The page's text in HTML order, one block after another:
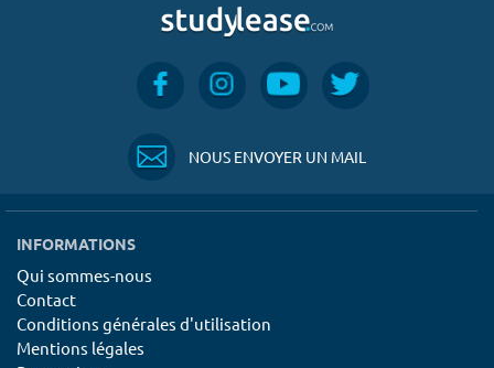
NOUS ENVOYER UN MAIL
INFORMATIONS
Qui sommes-nous
Contact
Conditions générales d'utilisation
Mentions légales